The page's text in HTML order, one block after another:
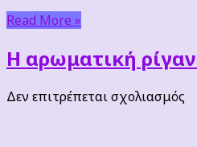
Read More »
Η αρωματική
Δεν επιτρέπεται σχολιασμός